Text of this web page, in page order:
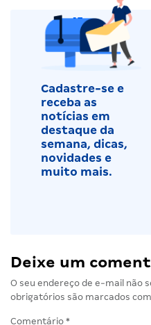
Cadastre-se e
receba as
notícias em
destaque da
semana, dicas,
novidades e
muito mais.
Deixe um
O seu endereço de e-mail não
obrigatórios são marcados com
Comentário *